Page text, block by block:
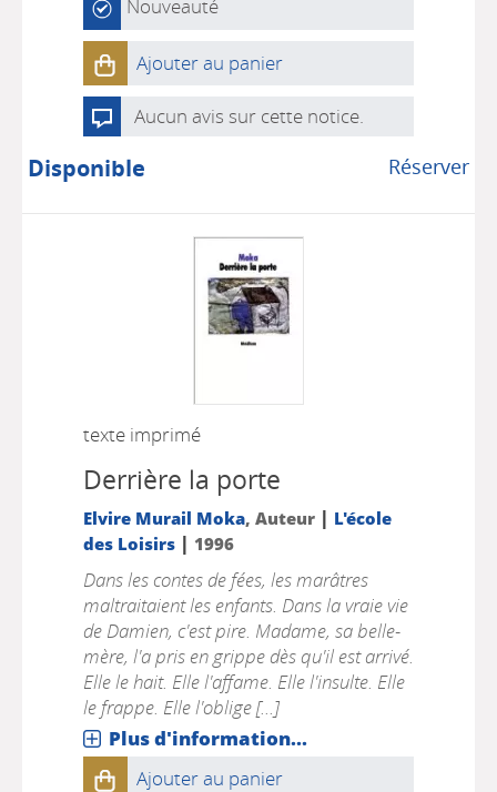
Nouveauté
Ajouter au panier
Aucun avis sur cette notice.
Réserver
Disponible
texte imprimé
Derrière la porte
Elvire Murail Moka, Auteur | L'école
des Loisirs| 1996
Dans les contes de fées, les marâtres
maltraitaient les enfants. Dans la vraie vie
de Damien, c'est pire. Madame, sa belle-
mère, l'a pris en grippe dès qu'il est arrivé.
Elle le hait. Elle l'affame. Elle l'insulte. Elle
le frappe. Elle l'oblige [...]
Plus d'information...
Ajouter au panier